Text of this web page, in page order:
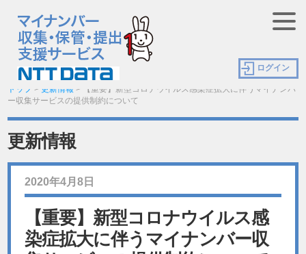
ログイン
トップ > 更新情報 >
【重要】新型コロナウイルス感染症拡大に伴うマイナンバ
ー収集サービスの提供制約について
更新情報
2020年4月8日
【重要】新型コロナウイルス感
染症拡大に伴うマイナンバー収